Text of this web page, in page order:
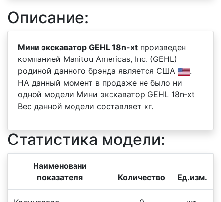
Описание:
Мини экскаватор GEHL 18n-xt произведен
компанией Manitou Americas, Inc. (GEHL)
родиной данного брэнда является США
.
НА данный момент в продаже не было ни
одной модели Мини экскаватор GEHL 18n-xt
Вес данной модели составляет кг.
Статистика модели:
Наименовани
показателя
Количество Ед.изм.